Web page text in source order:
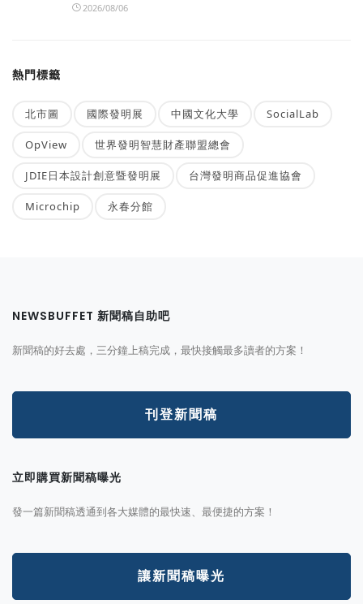
2026/08/06
熱門標籤
北市圖 國際發明展 中國文化大學 SocialLab
OpView 世界發明智慧財產聯盟總會
JDIE日本設計創意暨發明展 台灣發明商品促進協會
Microchip 永春分館
NEWSBUFFET 新聞稿自助吧
新聞稿的好去處，三分鐘上稿完成，最快接觸最多讀者的方案！
刊登新聞稿
立即購買新聞稿曝光
發一篇新聞稿透通到各大媒體的最快速、最便捷的方案！
讓新聞稿曝光